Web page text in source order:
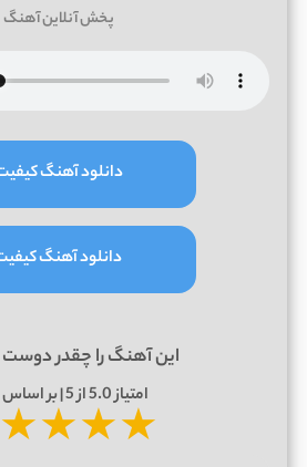
پخش آنلاین آهنگ
دانلود آهنگ کیفیت
دانلود آهنگ کیفیت
این آهنگ را چقدر دوست
امتیاز5.0از 5 | بر اساس
★★★★